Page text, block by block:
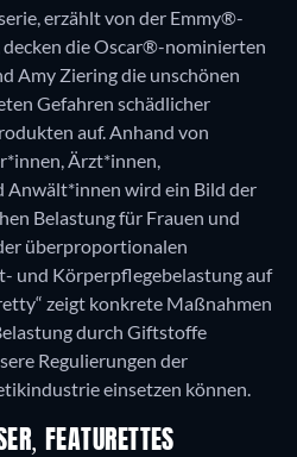
erzählt von der Emmy®-
decken die Oscar®-nominierten
Amy Ziering die unschönen
Gefahren schädlicher
auf. Anhand von
Ärzt*innen,
Anwält*innen wird ein Bild der
Belastung für Frauen und
überproportionalen
und Körperpflegebelastung auf
zeigt konkrete Maßnahmen
durch Giftstoffe
Regulierungen der
FEATURETTES